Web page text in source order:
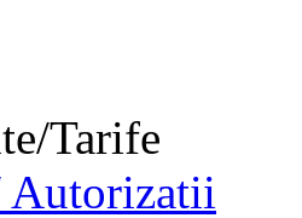
Tarife
Autorizatii